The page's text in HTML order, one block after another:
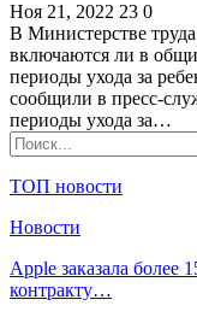
Ноя 21, 2022 23 0
В Министерстве
включаются ли в
периоды ухода за
сообщили в пресс-
периоды ухода за…
ТОП новости
Новости
Apple заказала более
контракту…